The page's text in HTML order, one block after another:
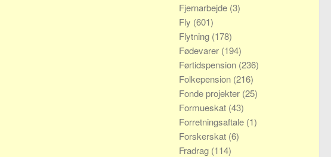
Fjernarbejde (3)
Fly (601)
Flytning (178)
Fødevarer (194)
Førtidspension (236)
Folkepension (216)
Fonde projekter (25)
Formueskat (43)
Forretningsaftale (1)
Forskerskat (6)
Fradrag (114)